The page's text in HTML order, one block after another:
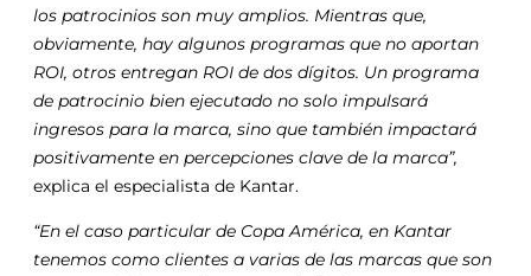
los patrocinios son muy amplios. Mientras que,
obviamente, hay algunos programas que no aportan
ROI, otros entregan ROI de dos dígitos. Un programa
de patrocinio bien ejecutado no solo impulsará
ingresos para la marca, sino que también impactará
positivamente en percepciones clave de la marca”,
explica el especialista de Kantar.
“En el caso particular de Copa América, en Kantar
tenemos como clientes a varias de las marcas que son